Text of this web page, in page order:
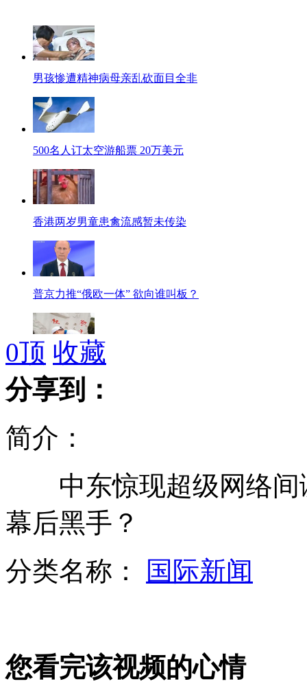
男孩惨遭精神病母亲乱砍面目全非
500名人订太空游船票 20万美元
香港两岁男童患禽流感暂未传染
普京力推“俄欧一体” 欲向谁叫板？
冰心之孙称泼漆是想为母亲争口气
实拍:眼球里发现棉絮或因医院内斗
重庆7岁女孩全身长毛引人关注
英女60周年庆典 千舟巡游泰晤士河
广东韶关：飞车抢夺不成 谎称交通事故
0顶 收藏
分享到：
简介：
中东惊现超级网络间
幕后黑手？
分类名称：
国际新闻
您看完该视频的心情